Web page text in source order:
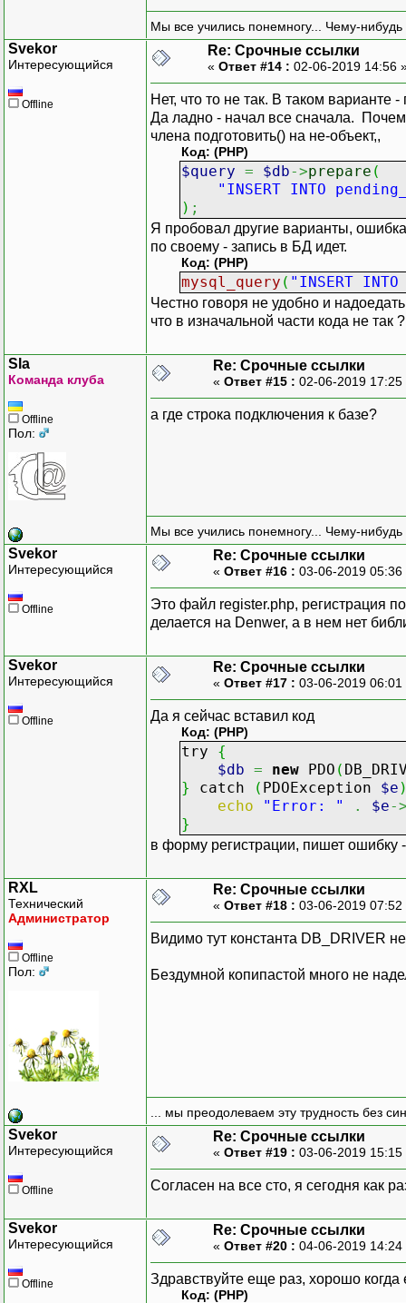
Мы все учились понемногу... Чему-нибудь
Svekor
Интересующийся
Offline
Re: Срочные ссылки
« Ответ #14 : 02-06-2019 14:56
Нет, что то не так. В таком
Да ладно - начал все сначала.
члена подготовить() на не-объект,,
Код: (PHP)
$query = $db->prepare (
"INSERT INTO
) ;
Я пробовал другие варианты,
по своему - запись в БД идет.
Код: (PHP)
mysql_query ( "INSERT
Честно говоря не удобно и
что в изначальной части кода не так ?
Sla
Команда клуба
Offline
Пол:
Re: Срочные ссылки
« Ответ #15 : 02-06-2019
а где строка подключения к базе?
Мы все учились понемногу... Чему-нибудь
Svekor
Интересующийся
Offline
Re: Срочные ссылки
« Ответ #16 : 03-06-2019
Это файл register.php, регистрация
делается на Denwer, а в нем нет
Svekor
Интересующийся
Offline
Re: Срочные ссылки
« Ответ #17 : 03-06-2019
Да я сейчас вставил код
Код: (PHP)
try {
$db = new PDO (
}
catch ( PDOException $e
echo
"Error: " . $e-
}
в форму регистрации, пишет ошибку
RXL
Технический
Администратор
Offline
Пол:
Re: Срочные ссылки
« Ответ #18 : 03-06-2019
Видимо тут константа DB_DRIVER
Бездумной копипастой много не
... мы преодолеваем эту трудность без
Svekor
Интересующийся
Offline
Re: Срочные ссылки
« Ответ #19 : 03-06-2019
Согласен на все сто, я сегодня как
Svekor
Интересующийся
Offline
Re: Срочные ссылки
« Ответ #20 : 04-06-2019
Здравствуйте еще раз, хорошо когда
Код: (PHP)